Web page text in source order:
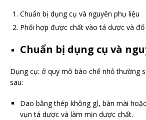
Chuẩn bị dụng cụ và nguyên phụ liệu
Phối hợp được chất vào tá dược và đổ
Chuẩn bị dụng cụ và
Dụng cụ: ở quy mô bào chế nhỏ thường
sau:
Dao bằng thép không gỉ, bàn mài
vụn tá dược và làm mịn dược chất.